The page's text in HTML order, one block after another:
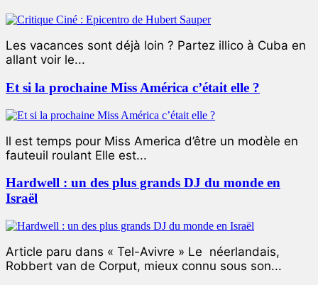
Les vacances sont déjà loin ? Partez illico à Cuba en
allant voir le...
Et si la prochaine Miss América c’était elle ?
ll est temps pour Miss America d’être un modèle en
fauteuil roulant Elle est...
Hardwell : un des plus grands DJ du monde en
Israël
Article paru dans « Tel-Avivre » Le néerlandais,
Robbert van de Corput, mieux connu sous son...